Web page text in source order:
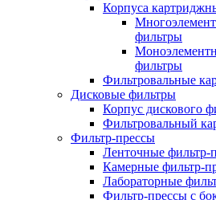
Корпуса
фильтры
фильтры
Фильтровальные
Дисковые фильтры
Корпус дискового
Фильтровальный
Фильтр-прессы
Ленточные фильтр-
Камерные фильтр-
Лабораторные
Фильтр-прессы с